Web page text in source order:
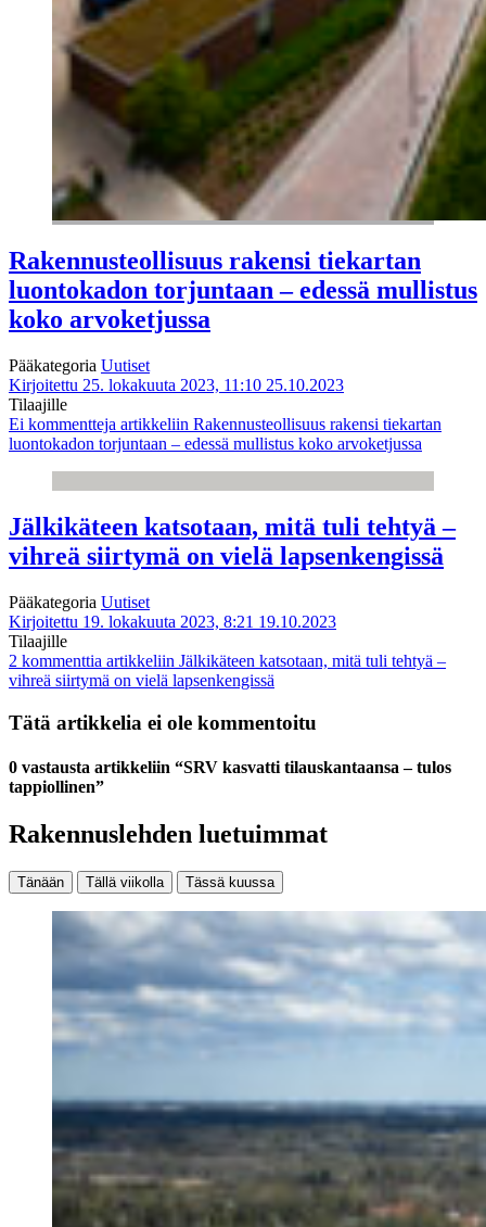
Rakennusteollisuus rakensi tiekartan
luontokadon torjuntaan – edessä mullistus
koko arvoketjussa
Pääkategoria Uutiset
Kirjoitettu 25. lokakuuta 2023, 11:10 25.10.2023
Tilaajille
Ei kommentteja artikkeliin Rakennusteollisuus rakensi tiekartan
luontokadon torjuntaan – edessä mullistus koko arvoketjussa
Jälkikäteen katsotaan, mitä tuli tehtyä –
vihreä siirtymä on vielä lapsenkengissä
Pääkategoria Uutiset
Kirjoitettu 19. lokakuuta 2023, 8:21 19.10.2023
Tilaajille
2 kommenttia artikkeliin Jälkikäteen katsotaan, mitä tuli tehtyä –
vihreä siirtymä on vielä lapsenkengissä
Tätä artikkelia ei ole kommentoitu
0 vastausta artikkeliin “SRV kasvatti tilauskantaansa – tulos
tappiollinen”
Rakennuslehden luetuimmat
Tänään Tällä viikolla Tässä kuussa